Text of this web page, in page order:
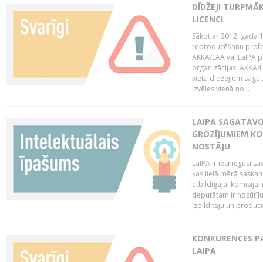
DĪDŽEJI
LICENCI
Sākot ar 2012. gada
reproducēšanu
AKKA/LAA vai LaIPA
organizācijas.
vietā dīdžejiem
izvēles vienā no...
LAIPA
GROZĪJUMIEM
NOSTĀJU
LaIPA ir iesniegusi
kas lielā mērā
atbildīgajai komisijai
deputātam ir
izpildītāju un
KONKURENCES
LAIPA